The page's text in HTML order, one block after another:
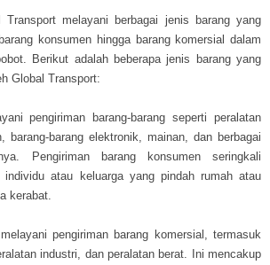
melayani berbagai jenis barang yang
konsumen hingga barang komersial dalam
Berikut adalah beberapa jenis barang yang
Global Transport:
pengiriman barang-barang seperti peralatan
barang-barang elektronik, mainan, dan berbagai
Pengiriman barang konsumen seringkali
individu atau keluarga yang pindah rumah atau
kerabat.
pengiriman barang komersial, termasuk
industri, dan peralatan berat. Ini mencakup